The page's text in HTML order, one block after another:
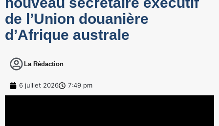
de l’Union douanière
d’Afrique australe
La Rédaction
6 juillet 2026 7:49 pm